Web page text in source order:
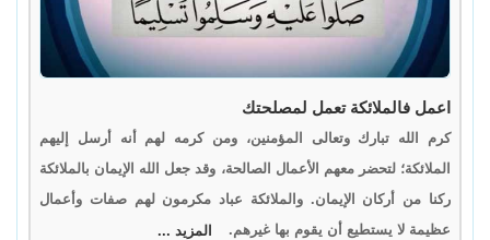
اعمل فالملائكة تعمل لمصلحتك
كرم الله تبارك وتعالى المؤمنين، ومن كرمه لهم أنه أرسل إليهم
الملائكة؛ لتحضر معهم الأعمال الصالحة، وقد جعل الله الإيمان بالملائكة
ركنا من أركان الإيمان. والملائكة عباد مكرمون لهم صفات وأعمال
عظيمة لا يستطيع أن يقوم بها غيرهم.
المزيد ...